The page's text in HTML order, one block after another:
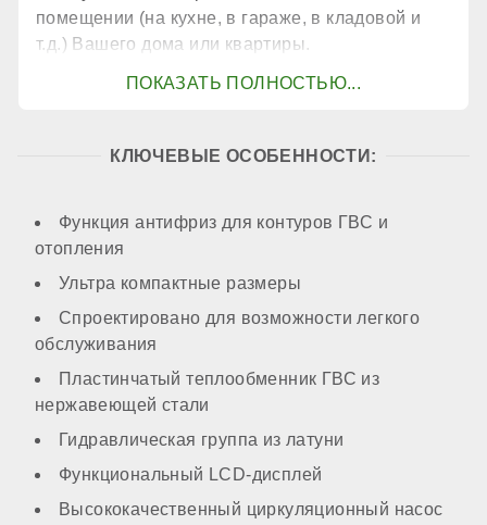
Преднагрев теплообменника ГВС
помещении (на кухне, в гараже, в кладовой и
т.д.) Вашего дома или квартиры.
КЛЮЧЕВЫЕ ОСОБЕННОСТИ:
Функция антифриз для контуров ГВС и
отопления
Ультра компактные размеры
Спроектировано для возможности легкого
обслуживания
Пластинчатый теплообменник ГВС из
нержавеющей стали
Гидравлическая группа из латуни
Функциональный LCD-дисплей
Высококачественный циркуляционный насос